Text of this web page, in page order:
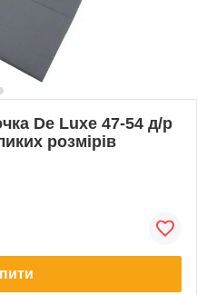
De Luxe 47-54 д/р
розмірів